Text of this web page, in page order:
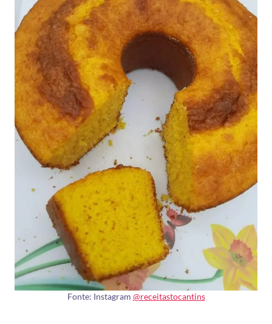
Fonte: Instagram @receitastocantins